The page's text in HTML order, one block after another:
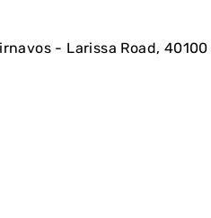
- Larissa Road,